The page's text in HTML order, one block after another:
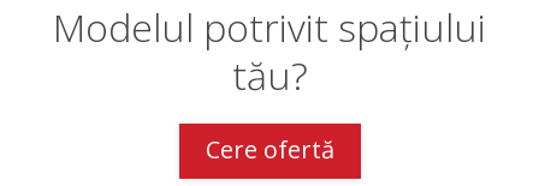
Modelul potrivit spațiului
tău?
Cere ofertă